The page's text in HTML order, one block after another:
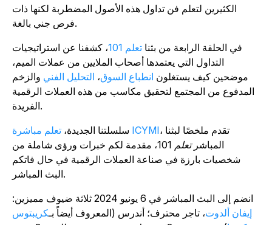
الكثيرين لتعلم فن تداول هذه الأصول المضطربة لكنها ذات
في الحلقة الرابعة من بثنا تعلم 101
، كشفنا عن استراتيجيات
التداول التي يعتمدها أصحاب الملايين من عملات الميم،
موضحين كيف يستغلونانطباع السوق،التحليل الفنيوالزخم
المدفوع من المجتمع لتحقيق مكاسب من هذه العملات الرقمية
سلسلتنا الجديدة،تعلم مباشرة ICYMI، تقدم ملخصًا لبثنا
المباشرتعلم 101
، مقدمة لكم خبرات ورؤى شاملة من
شخصيات بارزة في صناعة العملات الرقمية في حال فاتكم
انضم إلى البث المباشر في 6 يونيو 2024 ثلاثة ضيوف مميزين:
إيفان ألدوت، تاجر محترف؛ أندرس (المعروف أيضاً بـكريبتوس